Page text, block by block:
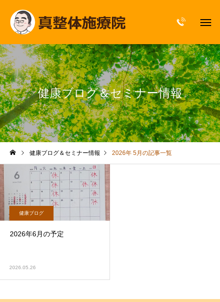
健康ブログ＆セミナー情報
健康ブログ＆セミナー情報 2026年 5月の記事一覧
健康ブログ
2026年6月の予定
2026.05.26